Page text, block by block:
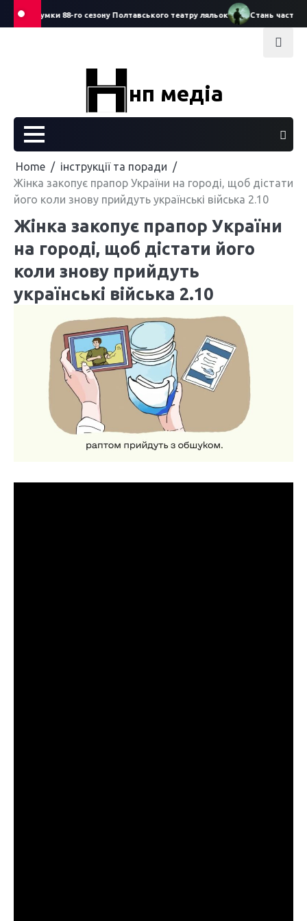
Skip
підсумки 88-го сезону Полтавського театру ляльок Стань частиною
нп медіа
Home
інструкції та поради
Жінка закопує прапор України на городі, щоб дістати
його коли знову прийдуть українські війська 2.10
Жінка закопує прапор України
на городі, щоб дістати його
коли знову прийдуть
українські війська 2.10